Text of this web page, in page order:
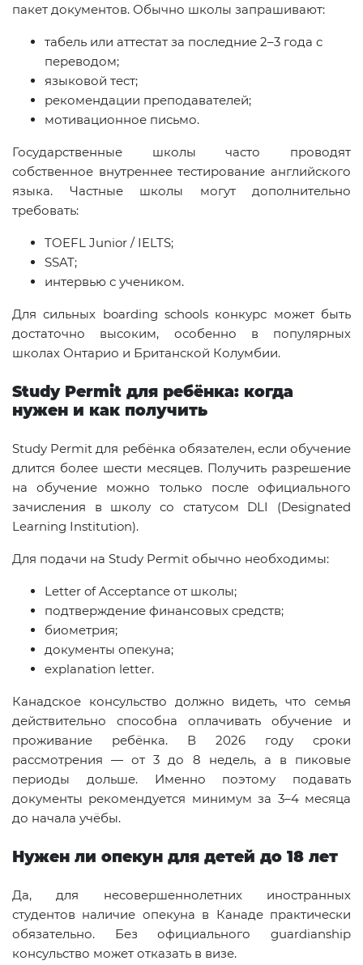
пакет документов. Обычно школы запрашивают:
табель или аттестат за последние 2–3 года с
переводом;
языковой тест;
рекомендации преподавателей;
мотивационное письмо.
Государственные школы часто проводят
собственное внутреннее тестирование английского
языка. Частные школы могут дополнительно
требовать:
TOEFL Junior / IELTS;
SSAT;
интервью с учеником.
Для сильных boarding schools конкурс может быть
достаточно высоким, особенно в популярных
школах Онтарио и Британской Колумбии.
Study Permit для ребёнка: когда
нужен и как получить
Study Permit для ребёнка обязателен, если обучение
длится более шести месяцев. Получить разрешение
на обучение можно только после официального
зачисления в школу со статусом DLI (Designated
Learning Institution).
Для подачи на Study Permit обычно необходимы:
Letter of Acceptance от школы;
подтверждение финансовых средств;
биометрия;
документы опекуна;
explanation letter.
Канадское консульство должно видеть, что семья
действительно способна оплачивать обучение и
проживание ребёнка. В 2026 году сроки
рассмотрения — от 3 до 8 недель, а в пиковые
периоды дольше. Именно поэтому подавать
документы рекомендуется минимум за 3–4 месяца
до начала учёбы.
Нужен ли опекун для детей до 18 лет
Да, для несовершеннолетних иностранных
студентов наличие опекуна в Канаде практически
обязательно. Без официального guardianship
консульство может отказать в визе.